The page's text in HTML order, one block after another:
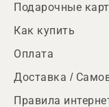
Подарочные
Как купить
Оплата
Доставка /
Правила